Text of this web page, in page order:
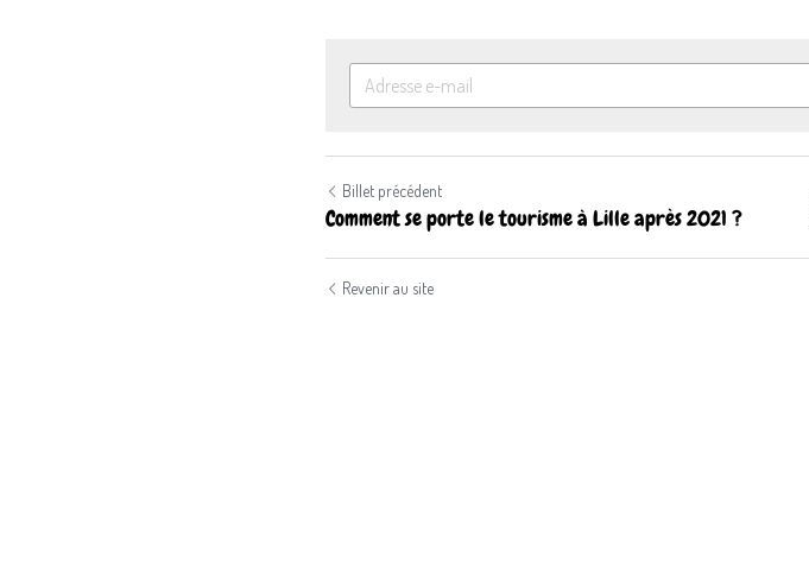
Billet précédent
Comment se porte le tourisme à Lille après 2021 ?
Revenir au site